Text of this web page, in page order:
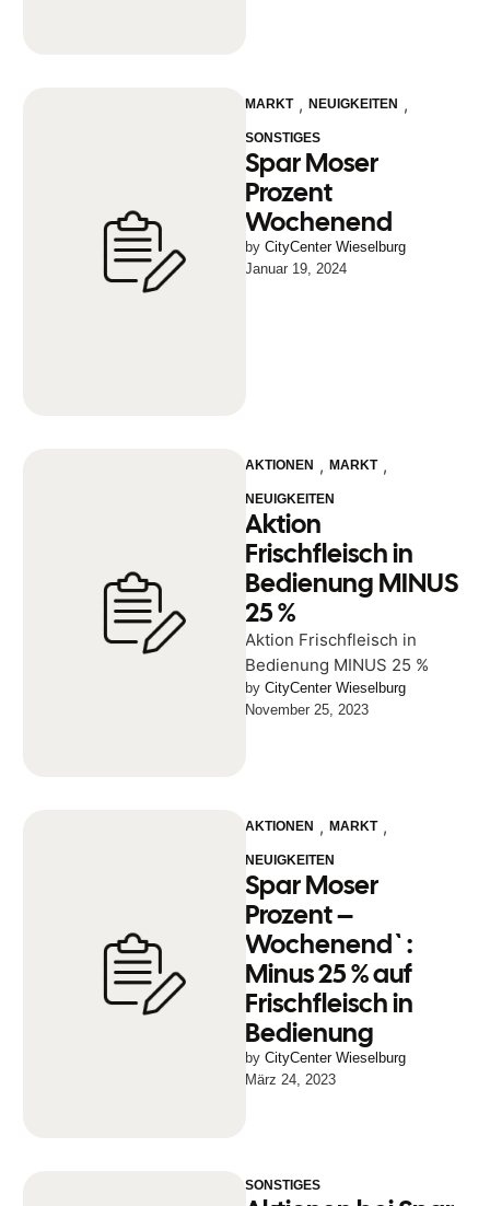
MARKT , NEUIGKEITEN ,
SONSTIGES
Spar Moser
Prozent
Wochenend
by CityCenter Wieselburg
Januar 19, 2024
AKTIONEN , MARKT ,
NEUIGKEITEN
Aktion
Frischfleisch in
Bedienung MINUS
25 %
Aktion Frischfleisch in
Bedienung MINUS 25 %
by CityCenter Wieselburg
November 25, 2023
AKTIONEN , MARKT ,
NEUIGKEITEN
Spar Moser
Prozent –
Wochenend`:
Minus 25 % auf
Frischfleisch in
Bedienung
by CityCenter Wieselburg
März 24, 2023
SONSTIGES